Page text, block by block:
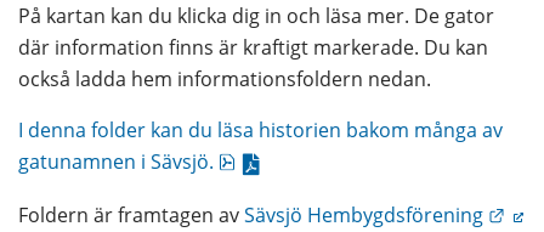
På kartan kan du klicka dig in och läsa mer. De gator
där information finns är kraftigt markerade. Du kan
också ladda hem informationsfoldern nedan.
I denna folder kan du läsa historien bakom många av
gatunamnen i Sävsjö.
pdf, 875.1 kB.
Foldern är framtagen av Sävsjö Hembygdsförening